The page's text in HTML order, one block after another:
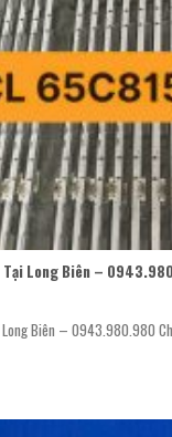
Tại Long Biên –
Long Biên – 0943.980.980